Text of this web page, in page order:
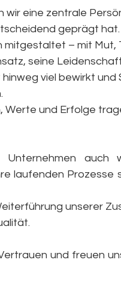
eine zentrale
geprägt
mitgestaltet – mit
seine
viel bewirkt und
Werte und Erfolge
Unternehmen auch
laufenden
unserer
und freuen